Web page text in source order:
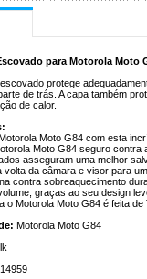
para Motorola Moto
protege
de trás. A capa também
de calor.
Moto G84 com esta
Moto G84 seguro contra
asseguram uma melhor
volta da câmara e visor para
contra sobreaquecimento
graças ao seu design
o Motorola Moto G84 é feita
Motorola Moto G84